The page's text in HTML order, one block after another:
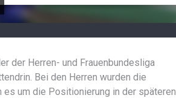
der Herren- und Frauenbundesliga
Bei den Herren wurden die
um die Positionierung in der späteren